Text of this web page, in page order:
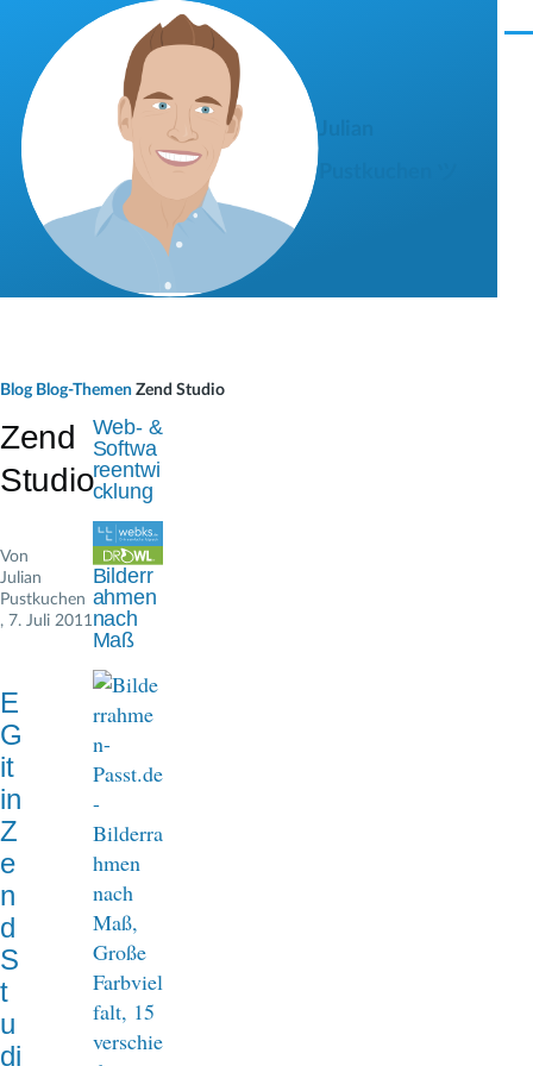
Direkt zum Inhalt
M
a
d
n
a
v
g
a
t
i
o
n
Blog Blog-ThemenZend Studio
Zend
Studio
Von
Julian
Pustkuchen
, 7. Juli 2011
E
G
it
in
Z
e
n
d
S
t
u
di
Web- &
Softwa
reentwi
cklung
Bilderr
ahmen
nach
Maß